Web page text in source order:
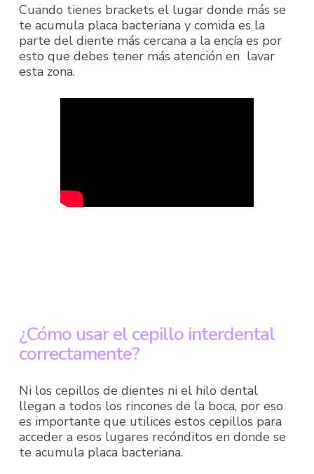
Cuando tienes brackets el lugar donde más se
te acumula placa bacteriana y comida es la
parte del diente más cercana a la encía es por
esto que debes tener más atención en lavar
esta zona.
¿Cómo usar el cepillo interdental
correctamente?
Ni los cepillos de dientes ni el hilo dental
llegan a todos los rincones de la boca, por eso
es importante que utilices estos cepillos para
acceder a esos lugares recónditos en donde se
te acumula placa bacteriana.